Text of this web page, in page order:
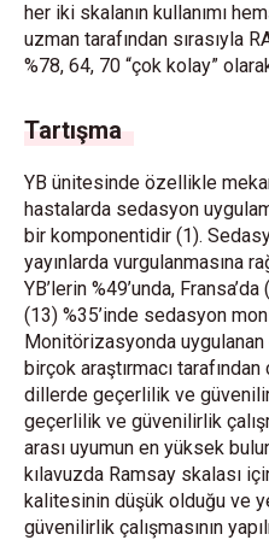
her iki skalanın kullanımı
uzman tarafından sırasıyla
%78, 64, 70 “çok kolay”
Tartışma
YB ünitesinde özellikle
hastalarda sedasyon
bir komponentidir (1).
yayınlarda vurgulanmasına
YB’lerin %49’unda,
(13) %35’inde sedasyon
Monitörizasyonda
birçok araştırmacı
dillerde geçerlilik ve
geçerlilik ve güvenilirlik
arası uyumun en yüksek
kılavuzda Ramsay skalası
kalitesinin düşük olduğu ve
güvenilirlik çalışmasının